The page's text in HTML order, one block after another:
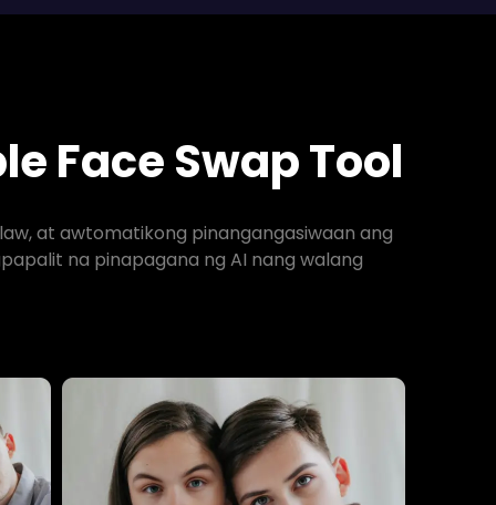
Face Swap Tool
at awtomatikong pinangangasiwaan ang
na pinapagana ng AI nang walang